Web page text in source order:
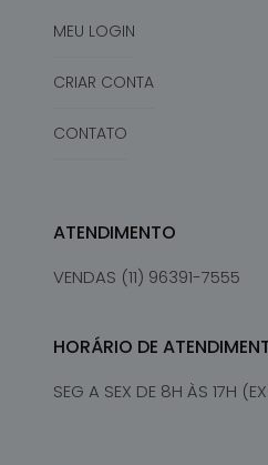
MEU LOGIN
CRIAR CONTA
CONTATO
ATENDIMENTO
VENDAS (11) 96391-7555
HORÁRIO DE
SEG A SEX DE 8H ÀS 17H